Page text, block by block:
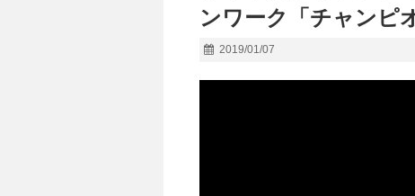
ンワーク「チャンピ
2019/01/07